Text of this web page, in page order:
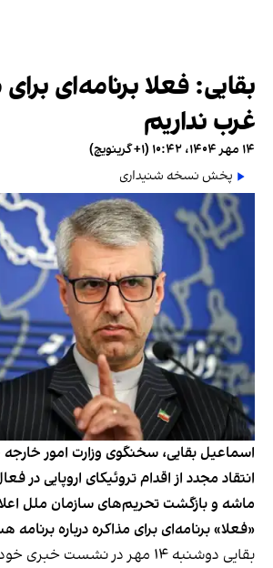
بقایی: فعلا برنامه‌ای برای
غرب نداریم
۱۴ مهر ۱۴۰۴، ۱۰:۴۲ (‎+۱ گرینویچ)
پخش نسخه شنیداری
اسماعیل بقایی، سخنگوی وزارت امور
انتقاد مجدد از اقدام تروئیکای اروپایی در
ماشه و بازگشت تحریم‌های سازمان ملل
«فعلا» برنامه‌ای برای مذاکره درباره
بقایی دوشنبه ۱۴ مهر در نشست